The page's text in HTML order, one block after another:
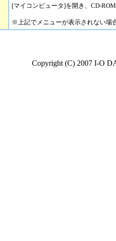
[マイコンピュータ]を開き、CD-
※上記でメニューが表示されない場
Copyright (C) 2007 I-O